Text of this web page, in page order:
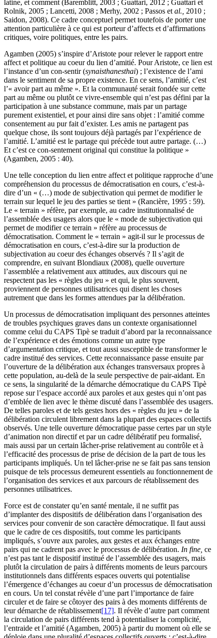
latine, et comment (Baremblitt, 2003 ; Guattari, 2012 ; Guattari et
Rolnik, 2005 ; Lancetti, 2008 ; Merhy, 2002 ; Passos et al., 2010 ;
Saidon, 2008). Ce cadre conceptuel permet toutefois de porter une
attention particulière à ce qui est porteur d’affects et d’affirmations
critiques, voire politiques, entre les pairs.
Agamben (2005) s’inspire d’Aristote pour relever le rapport entre
affect et politique au coeur du lien d’amitié. Pour Aristote, ce lien est
l’instance d’un con-sentir (synaisthanesthai) ; l’existence de l’ami
dans le sentiment de sa propre existence. En ce sens, l’amitié, c’est
l’« avoir part au même ». Et la communauté serait fondée sur cette
part au même ou plutôt ce vivre-ensemble qui n’est pas défini par la
participation à une substance commune, mais par un partage
purement existentiel, et pour ainsi dire sans objet : l’amitié comme
consentement au pur fait d’exister. Les amis ne partagent pas
quelque chose, ils sont toujours déjà partagés par l’expérience de
l’amitié. L’amitié est le partage qui précède tout autre partage. (…)
Et c’est ce con-sentement original qui constitue la politique »
(Agamben, 2005 : 40).
Une telle conception du lien entre affect et politique rapproche d’une
compréhension du processus de démocratisation en cours, c’est-à-
dire d’un « (…) mode de subjectivation qui permet de modifier le
terrain sur lequel le jeu des parties se tient » (Rancière, 1995 : 59).
Le « terrain » réfère, par exemple, au cadre institutionnalisé de
l’assemblée des usagers alors que le « mode de subjectivation qui
permet de modifier ce terrain » réfère au processus de
démocratisation. Comment le « terrain » agit-il sur le processus de
démocratisation en cours, c’est-à-dire sur la production de
subjectivation au coeur des échanges observés ? Il s’agit de
comprendre, en suivant Blondiaux (2008), quelle ouverture
l’assemblée a relativement aux attitudes, aux discours qui ne
respectent pas les « règles du jeu » et qui, le plus souvent,
proviennent de personnes utilisatrices qui disent les choses
autrement que dans les formes attendues par la délibération.
Un processus de démocratisation impliquant des personnes atteintes
de troubles psychiques graves dans un contexte organisationnel
comme celui du CAPS Tipè se traduit d’abord par la reconnaissance
de l’expérience et des émotions comme un autre type
d’argumentation critique, et tout aussi susceptible de transformer le
cadre institué des services. Cette reconnaissance passe ensuite par
l’ouverture de la délibération aux échanges transversaux propres à
cette population, au-delà de la seule perspective de pair-aidant. En
ce sens, la singularité de la démarche démocratique du CAPS Tipè
repose sur l’espace accordé aux paroles et aux gestes qui n’ont pas
d’emblée de lien avec le thème discuté dans l’assemblée des usagers.
De telles paroles et de tels gestes hors des « règles du jeu » de la
délibération circulent librement dans la plupart des espaces collectifs
observés. Une telle ouverture démocratique passe certes par un style
d’animation non directif et par un cadre délibératif peu formalisé,
mais aussi par un certain lâcher-prise relativement au contrôle et à
l’efficacité des processus de prise de décision de la part de tous les
participants impliqués. Un tel lâcher-prise ne se fait pas sans tension
puisque de tels processus demeurent essentiels au fonctionnement de
l’organisation des services et aux parcours de rétablissement des
personnes utilisatrices.
Force est de constater qu’en santé mentale, il ne suffit pas
d’implanter des dispositifs de délibération dans l’organisation des
services pour convenir de son caractère démocratique. Il faut aussi
que le cadre de ces dispositifs, tout comme les participants
impliqués, s’ouvre aux paroles, aux gestes et aux échanges entre
pairs qui ne cadrent pas avec le processus de délibération. In fine, ce
n’est pas tant le dispositif institué de l’assemblée des usagers, mais
plutôt la circulation de pairs à différents moments de leurs parcours
institutionnels dans différents espaces ouverts qui potentialise
l’émergence d’échanges au coeur d’un processus de démocratisation
en cours. Un tel constat révèle d’une part l’importance de faire
circuler et de faire se côtoyer des pairs à des moments différents de
leur démarche de rétablissement[17]. Il révèle d’autre part comment
la circulation de pairs différents tend à potentialiser la complicité,
l’entraide et l’amitié (Agamben, 2005) à partir du moment où elle se